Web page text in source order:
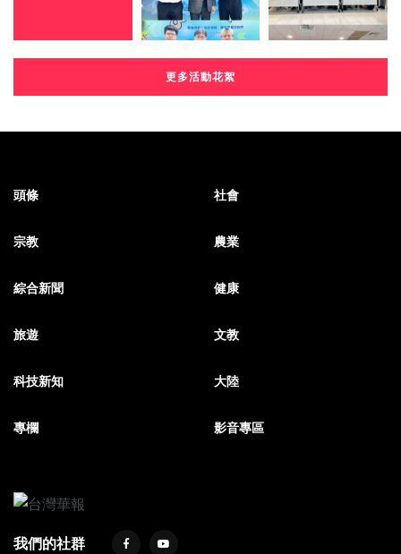
更多活動花絮
頭條 社會
宗教 農業
綜合新聞 健康
旅遊 文教
科技新知 大陸
專欄 影音專區
我們的社群